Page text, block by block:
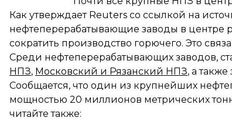
Как утверждает Reuters со ссылкой на
нефтеперерабатывающие заводы в центре
сократить производство горючего. Это
Среди нефтеперерабатывающих заводов,
НПЗ, Московский и Рязанский НПЗ, а
Сообщается, что один из крупнейших
мощностью 20 миллионов метрических
читайте также: